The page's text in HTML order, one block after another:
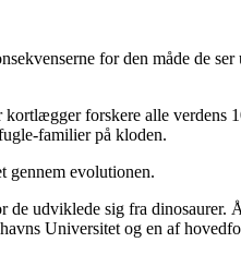
for den måde de ser
kortlægger forskere alle verdens
familier på kloden.
gennem evolutionen.
udviklede sig fra dinosaurer.
Universitet og en af